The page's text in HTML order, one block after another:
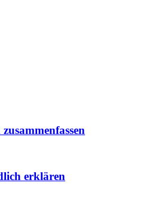
erklären